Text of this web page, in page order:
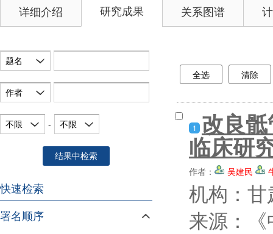
详细介绍 研究成果 关系图谱
题名
作者
不限 - 不限
结果中检索
快速检索
署名顺序
全选 清除
1 改良
临床研
作者： 吴建民
机构：
来源：